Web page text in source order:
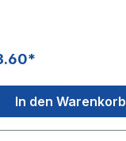
In den Warenkorb